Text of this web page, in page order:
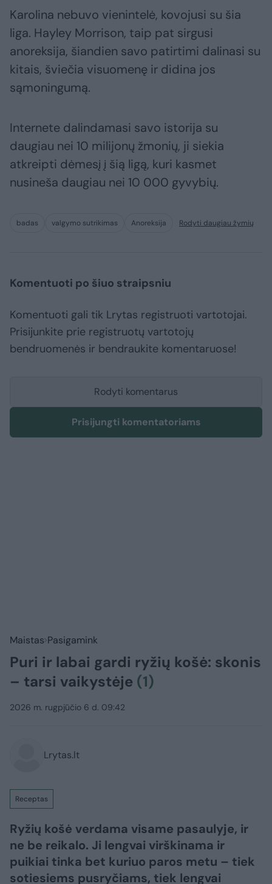
Karolina nebuvo vienintelė, kovojusi su šia
liga. Hayley Morrison, taip pat sirgusi
anoreksija, šiandien savo patirtimi dalinasi su
kitais, šviečia visuomenę ir didina jos
sąmoningumą.
Internete dalindamasi savo istorija su
daugiau nei 10 milijonų žmonių, ji siekia
atkreipti dėmesį į šią ligą, kuri kasmet
nusineša daugiau nei 10 000 gyvybių.
badas valgymo sutrikimas Anoreksija Rodyti daugiau žymių
Komentuoti po šiuo straipsniu
Komentuoti gali tik Lrytas registruoti vartotojai.
Prisijunkite prie registruotų vartotojų
bendruomenės ir bendraukite komentaruose!
Rodyti komentarus
Prisijungti komentatoriams
Maistas Pasigamink
Puri ir labai gardi ryžių košė: skonis
– tarsi vaikystėje (1)
2026 m. rugpjūčio 6 d. 09:42
Lrytas.lt
Receptas
Ryžių košė verdama visame pasaulyje, ir
ne be reikalo. Ji lengvai virškinama ir
puikiai tinka bet kuriuo paros metu – tiek
sotiesiems pusryčiams, tiek lengvai